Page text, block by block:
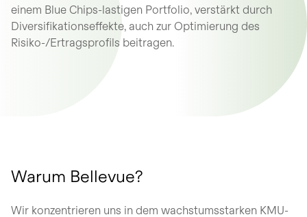
einem Blue Chips-lastigen Portfolio, verstärkt durch
Diversifikationseffekte, auch zur Optimierung des
Risiko-/Ertragsprofils beitragen.
Warum Bellevue?
Wir konzentrieren uns in dem wachstumsstarken KMU-